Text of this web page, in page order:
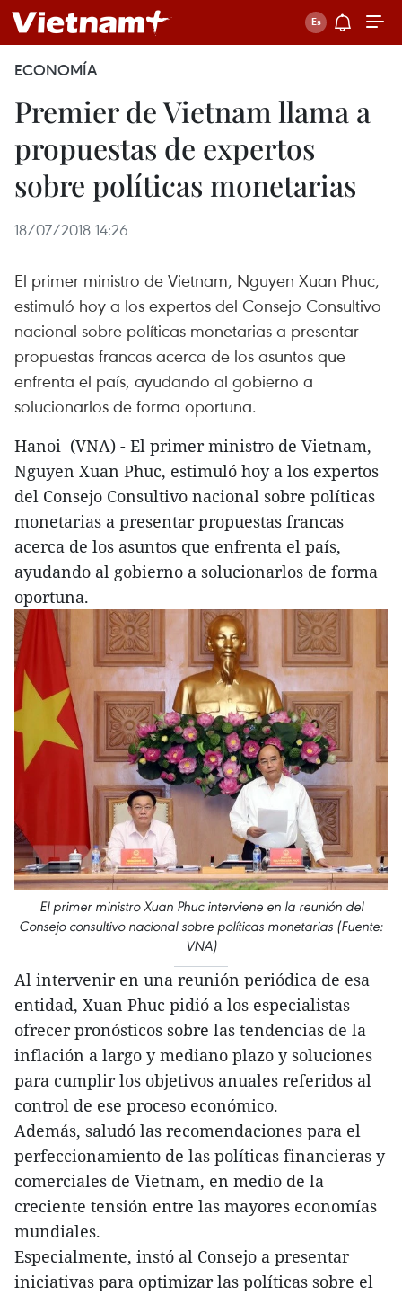
ECONOMÍA
Premier de Vietnam llama a
propuestas de expertos
sobre políticas monetarias
18/07/2018 14:26
El primer ministro de Vietnam, Nguyen Xuan Phuc,
estimuló hoy a los expertos del Consejo Consultivo
nacional sobre políticas monetarias a presentar
propuestas francas acerca de los asuntos que
enfrenta el país, ayudando al gobierno a
solucionarlos de forma oportuna.
Hanoi (VNA) - El primer ministro de Vietnam,
Nguyen Xuan Phuc, estimuló hoy a los expertos
del Consejo Consultivo nacional sobre políticas
monetarias a presentar propuestas francas
acerca de los asuntos que enfrenta el país,
ayudando al gobierno a solucionarlos de forma
oportuna.
El primer ministro Xuan Phuc interviene en la reunión del
Consejo consultivo nacional sobre políticas monetarias (Fuente:
VNA)
Al intervenir en una reunión periódica de esa
entidad, Xuan Phuc pidió a los especialistas
ofrecer pronósticos sobre las tendencias de la
inflación a largo y mediano plazo y soluciones
para cumplir los objetivos anuales referidos al
control de ese proceso económico.
Además, saludó las recomendaciones para el
perfeccionamiento de las políticas financieras y
comerciales de Vietnam, en medio de la
creciente tensión entre las mayores economías
mundiales.
Especialmente, instó al Consejo a presentar
iniciativas para optimizar las políticas sobre el